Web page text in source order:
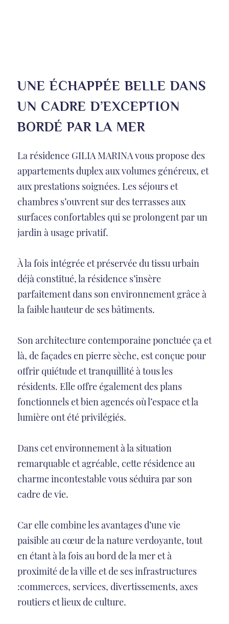
UNE ÉCHAPPÉE BELLE DANS
UN CADRE D’EXCEPTION
BORDÉ PAR LA MER
La résidence GILIA MARINA vous propose des
appartements duplex aux volumes généreux, et
aux prestations soignées. Les séjours et
chambres s’ouvrent sur des terrasses aux
surfaces confortables qui se prolongent par un
jardin à usage privatif.
À la fois intégrée et préservée du tissu urbain
déjà constitué, la résidence s’insère
parfaitement dans son environnement grâce à
la faible hauteur de ses bâtiments.
Son architecture contemporaine ponctuée ça et
là, de façades en pierre sèche, est conçue pour
offrir quiétude et tranquillité à tous les
résidents. Elle offre également des plans
fonctionnels et bien agencés où l’espace et la
lumière ont été privilégiés.
Dans cet environnement à la situation
remarquable et agréable, cette résidence au
charme incontestable vous séduira par son
cadre de vie.
Car elle combine les avantages d’une vie
paisible au cœur de la nature verdoyante, tout
en étant à la fois au bord de la mer et à
proximité de la ville et de ses infrastructures
:commerces, services, divertissements, axes
routiers et lieux de culture.